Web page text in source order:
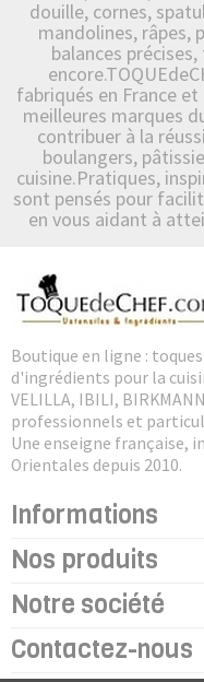
douille, cornes,
mandolines, râpes,
balances
fabriqués en France
meilleures marques
contribuer à la
boulangers,
cuisine.Pratiques,
sont pensés pour
en vous aidant à
Boutique en ligne :
d'ingrédients pour la
VELILLA, IBILI,
professionnels et
Une enseigne française,
Orientales depuis 2010.
Informations
Nos produits
Notre société
Contactez-nous